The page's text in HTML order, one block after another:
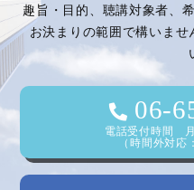
趣旨・目的、聴講対象者、
お決まりの範囲で構いま
06-
電話受付時間
（時間外対応